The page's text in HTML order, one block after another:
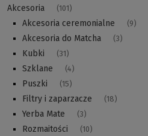
Akcesoria (101)
Akcesoria ceremonialne (9)
Akcesoria do Matcha (3)
Kubki (31)
Szklane (4)
Puszki (15)
Filtry i zaparzacze (18)
Yerba Mate (3)
Rozmaitości (10)